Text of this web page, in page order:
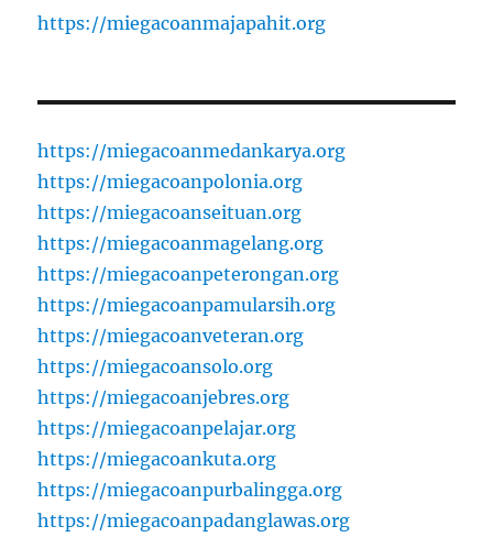
https://miegacoanmajapahit.org
https://miegacoanmedankarya.org
https://miegacoanpolonia.org
https://miegacoanseituan.org
https://miegacoanmagelang.org
https://miegacoanpeterongan.org
https://miegacoanpamularsih.org
https://miegacoanveteran.org
https://miegacoansolo.org
https://miegacoanjebres.org
https://miegacoanpelajar.org
https://miegacoankuta.org
https://miegacoanpurbalingga.org
https://miegacoanpadanglawas.org